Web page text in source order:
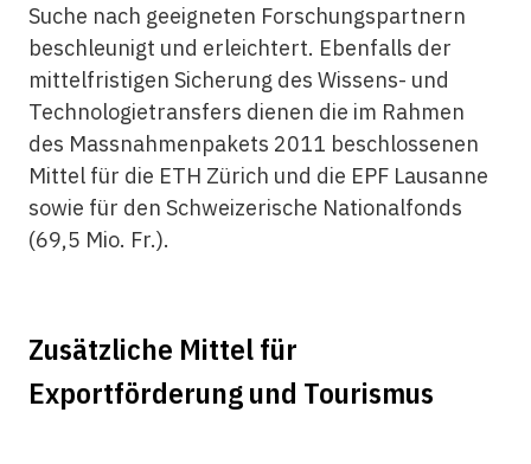
Suche nach geeigneten Forschungspartnern
beschleunigt und erleichtert. Ebenfalls der
mittelfristigen Sicherung des Wissens- und
Technologietransfers dienen die im Rahmen
des Massnahmenpakets 2011 beschlossenen
Mittel für die ETH Zürich und die EPF Lausanne
sowie für den Schweizerische Nationalfonds
(69,5 Mio. Fr.).
Zusätzliche Mittel für
Exportförderung und Tourismus